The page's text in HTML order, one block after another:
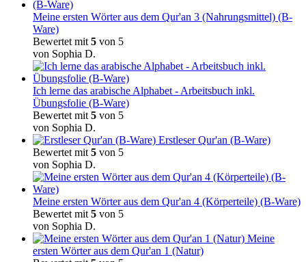
Meine ersten Wörter aus dem Qur'an 3 (Nahrungsmittel) (B-
Ware)
Bewertet mit 5 von 5
von Sophia D.
Ich lerne das arabische Alphabet - Arbeitsbuch inkl.
Übungsfolie (B-Ware)
Bewertet mit 5 von 5
von Sophia D.
Erstleser Qur'an (B-Ware)
Bewertet mit 5 von 5
von Sophia D.
Meine ersten Wörter aus dem Qur'an 4 (Körperteile) (B-Ware)
Bewertet mit 5 von 5
von Sophia D.
Meine
ersten Wörter aus dem Qur'an 1 (Natur)